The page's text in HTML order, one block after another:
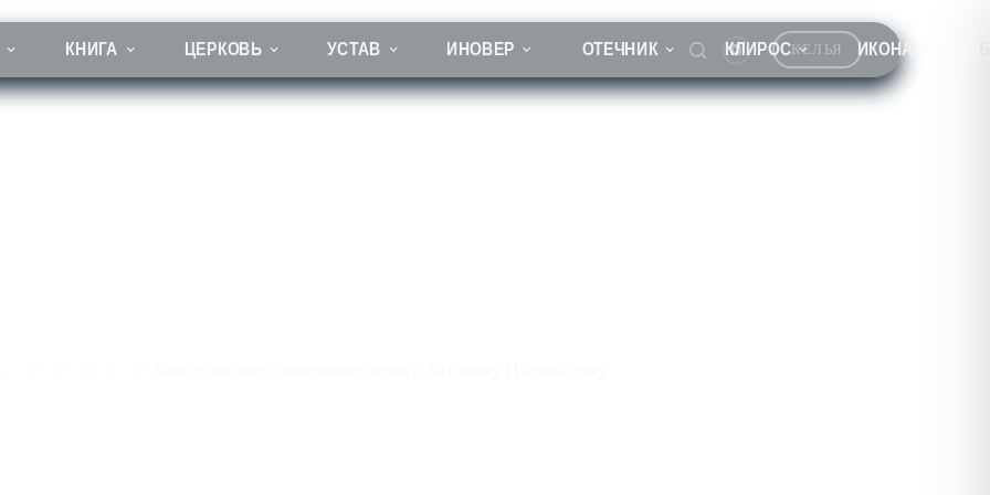
КНИГА ЦЕРКОВЬ УСТАВ ИНОВЕР ОТЕЧНИК КЛИРОС ИКОНА
КЕЛЬЯ